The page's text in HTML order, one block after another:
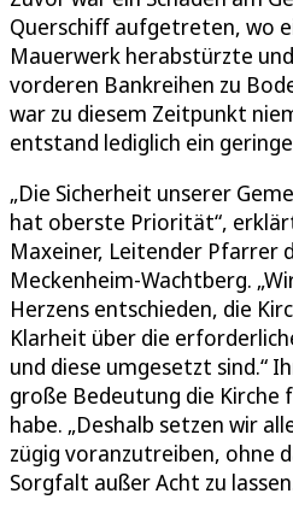
Querschiff aufgetreten, wo
Mauerwerk herabstürzte
vorderen Bankreihen zu
war zu diesem Zeitpunkt
entstand lediglich ein
„Die Sicherheit unserer
hat oberste Priorität“,
Maxeiner, Leitender Pfarrer
Meckenheim-Wachtberg.
Herzens entschieden, die
Klarheit über die
und diese umgesetzt sind.“
große Bedeutung die Kirche
habe. „Deshalb setzen wir
zügig voranzutreiben, ohne
Sorgfalt außer Acht zu